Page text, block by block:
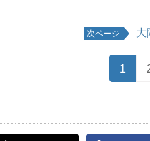
面に向かって撮ると、下り坂
表参道駅方面に向かって撮影
、表参道ヒルズ前の歩道橋は